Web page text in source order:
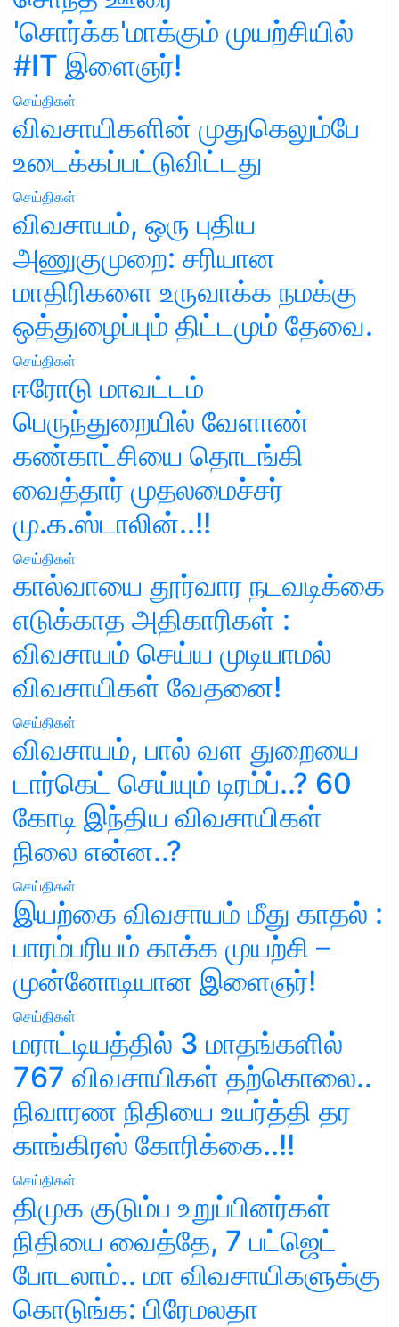
'சொர்க்க'மாக்கும் முயற்சியில்
#IT இளைஞர்!
செய்திகள்
விவசாயிகளின் முதுகெலும்பே
உடைக்கப்பட்டுவிட்டது
செய்திகள்
விவசாயம், ஒரு புதிய
அணுகுமுறை: சரியான
மாதிரிகளை உருவாக்க நமக்கு
ஒத்துழைப்பும் திட்டமும் தேவை.
செய்திகள்
ஈரோடு மாவட்டம்
பெருந்துறையில் வேளாண்
கண்காட்சியை தொடங்கி
வைத்தார் முதலமைச்சர்
மு.க.ஸ்டாலின்..!!
செய்திகள்
கால்வாயை தூர்வார நடவடிக்கை
எடுக்காத அதிகாரிகள் :
விவசாயம் செய்ய முடியாமல்
விவசாயிகள் வேதனை!
செய்திகள்
விவசாயம், பால் வள துறையை
டார்கெட் செய்யும் டிரம்ப்..? 60
கோடி இந்திய விவசாயிகள்
நிலை என்ன..?
செய்திகள்
இயற்கை விவசாயம் மீது காதல் :
பாரம்பரியம் காக்க முயற்சி –
முன்னோடியான இளைஞர்!
செய்திகள்
மராட்டியத்தில் 3 மாதங்களில்
767 விவசாயிகள் தற்கொலை..
நிவாரண நிதியை உயர்த்தி தர
காங்கிரஸ் கோரிக்கை..!!
செய்திகள்
திமுக குடும்ப உறுப்பினர்கள்
நிதியை வைத்தே, 7 பட்ஜெட்
போடலாம்.. மா விவசாயிகளுக்கு
கொடுங்க: பிரேமலதா